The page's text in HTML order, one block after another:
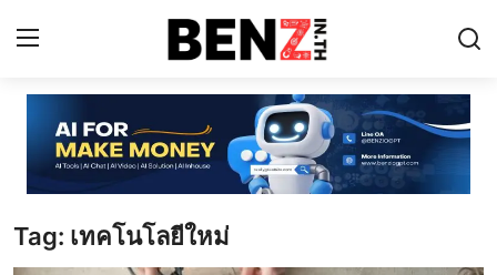
Home
Contact
AI Tools
Tag: เทคโนโลยีใหม่